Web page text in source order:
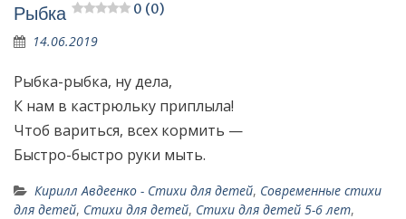
Рыбка 0 (0)
14.06.2019
Рыбка-рыбка, ну дела,
К нам в кастрюльку приплыла!
Чтоб вариться, всех кормить —
Быстро-быстро руки мыть.
Кирилл Авдеенко - Стихи для детей, Современные стихи
для детей, Стихи для детей, Стихи для детей 5-6 лет,